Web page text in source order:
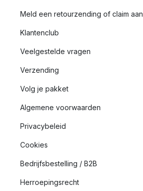
Meld een retourzending of claim aan
Klantenclub
Veelgestelde vragen
Verzending
Volg je pakket
Algemene voorwaarden
Privacybeleid
Cookies
Bedrijfsbestelling / B2B
Herroepingsrecht